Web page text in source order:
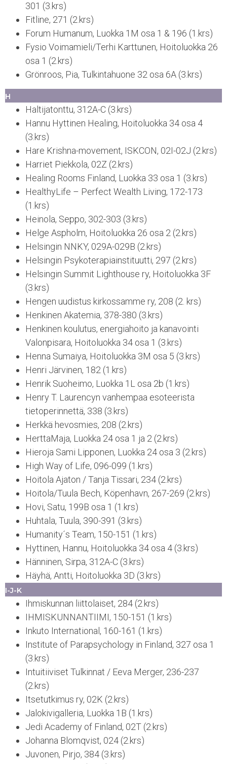
301 (3.krs)
Fitline, 271 (2.krs)
Forum Humanum, Luokka 1M osa 1 & 196 (1.krs)
Fysio Voimamieli/Terhi Karttunen, Hoitoluokka 26
osa 1 (2.krs)
Grönroos, Pia, Tulkintahuone 32 osa 6A (3.krs)
H
Haltijatonttu, 312A-C (3.krs)
Hannu Hyttinen Healing, Hoitoluokka 34 osa 4
(3.krs)
Hare Krishna-movement, ISKCON, 02I-02J (2.krs)
Harriet Piekkola, 02Z (2.krs)
Healing Rooms Finland, Luokka 33 osa 1 (3.krs)
HealthyLife – Perfect Wealth Living, 172-173
(1.krs)
Heinola, Seppo, 302-303 (3.krs)
Helge Aspholm, Hoitoluokka 26 osa 2 (2.krs)
Helsingin NNKY, 029A-029B (2.krs)
Helsingin Psykoterapiainstituutti, 297 (2.krs)
Helsingin Summit Lighthouse ry, Hoitoluokka 3F
(3.krs)
Hengen uudistus kirkossamme ry, 208 (2. krs)
Henkinen Akatemia, 378-380 (3.krs)
Henkinen koulutus, energiahoito ja kanavointi
Valonpisara, Hoitoluokka 34 osa 1 (3.krs)
Henna Sumaiya, Hoitoluokka 3M osa 5 (3.krs)
Henri Järvinen, 182 (1.krs)
Henrik Suoheimo, Luokka 1L osa 2b (1.krs)
Henry T. Laurencyn vanhempaa esoteerista
tietoperinnettä, 338 (3.krs)
Herkkä hevosmies, 208 (2.krs)
HerttaMaja, Luokka 24 osa 1 ja 2 (2.krs)
Hieroja Sami Lipponen, Luokka 24 osa 3 (2.krs)
High Way of Life, 096-099 (1.krs)
Hoitola Ajaton / Tanja Tissari, 234 (2.krs)
Hoitola/Tuula Bech, Köpenhavn, 267-269 (2.krs)
Hovi, Satu, 199B osa 1 (1.krs)
Huhtala, Tuula, 390-391 (3.krs)
Humanity´s Team, 150-151 (1.krs)
Hyttinen, Hannu, Hoitoluokka 34 osa 4 (3.krs)
Hänninen, Sirpa, 312A-C (3.krs)
Häyhä, Antti, Hoitoluokka 3D (3.krs)
I-J-K
Ihmiskunnan liittolaiset, 284 (2.krs)
IHMISKUNNANTIIMI, 150-151 (1.krs)
Inkuto International, 160-161 (1.krs)
Institute of Parapsychology in Finland, 327 osa 1
(3.krs)
Intuitiiviset Tulkinnat / Eeva Merger, 236-237
(2.krs)
Itsetutkimus ry, 02K (2.krs)
Jalokivigalleria, Luokka 1B (1.krs)
Jedi Academy of Finland, 02T (2.krs)
Johanna Blomqvist, 024 (2.krs)
Juvonen, Pirjo, 384 (3.krs)